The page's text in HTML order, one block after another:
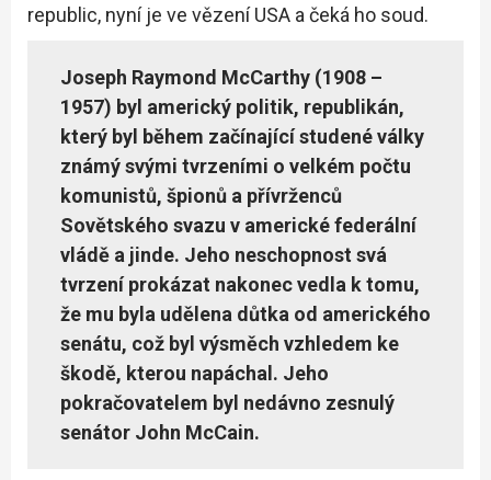
republic, nyní je ve vězení USA a čeká ho soud.
Joseph Raymond McCarthy (1908 –
1957) byl americký politik, republikán,
který byl během začínající studené války
známý svými tvrzeními o velkém počtu
komunistů, špionů a přívrženců
Sovětského svazu v americké federální
vládě a jinde. Jeho neschopnost svá
tvrzení prokázat nakonec vedla k tomu,
že mu byla udělena důtka od amerického
senátu, což byl výsměch vzhledem ke
škodě, kterou napáchal. Jeho
pokračovatelem byl nedávno zesnulý
senátor John McCain.